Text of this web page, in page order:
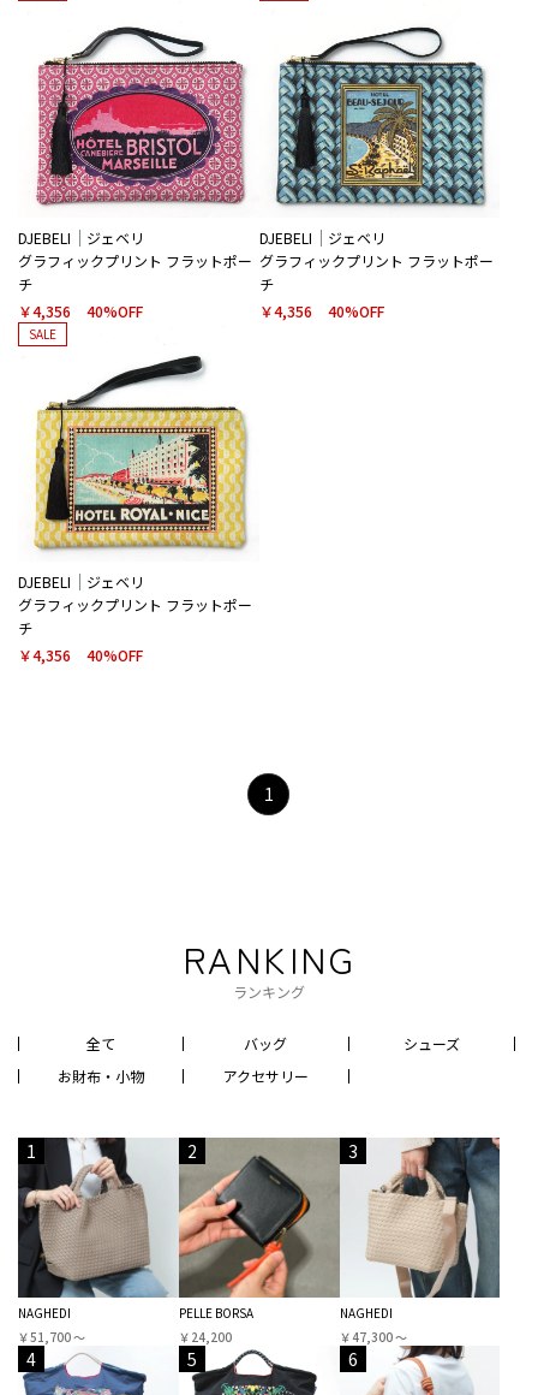
DJEBELI
ジェベリ
グラフィックプリント フラットポー
チ
￥4,356
40%OFF
DJEBELI
ジェベリ
グラフィックプリント フラットポー
チ
￥4,356
40%OFF
SALE
DJEBELI
ジェベリ
グラフィックプリント フラットポー
チ
￥4,356
40%OFF
1
RANKING
ランキング
全て バッグ
シューズ
お財布・小物
アクセサリー
1
NAGHEDI
￥51,700 〜
2
PELLE BORSA
￥24,200
3
NAGHEDI
￥47,300 〜
4 5 6